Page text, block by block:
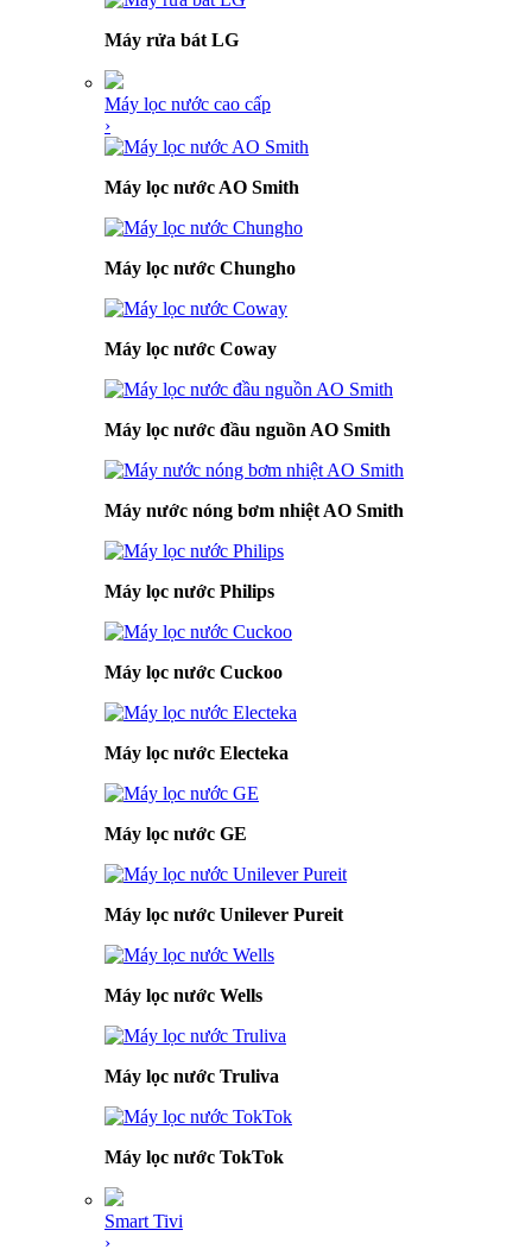
Máy rửa bát LG
Máy lọc nước cao cấp
›
Máy lọc nước AO Smith
Máy lọc nước Chungho
Máy lọc nước Coway
Máy lọc nước đầu nguồn AO Smith
Máy nước nóng bơm nhiệt AO Smith
Máy lọc nước Philips
Máy lọc nước Cuckoo
Máy lọc nước Electeka
Máy lọc nước GE
Máy lọc nước Unilever Pureit
Máy lọc nước Wells
Máy lọc nước Truliva
Máy lọc nước TokTok
Smart Tivi
›